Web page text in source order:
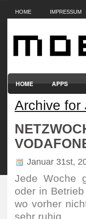
HOME IMPRESSUM
HOME APPS
SMARTPHONES &
Archive for
Januar 31st,
Jede Woche
oder in
wo vorher
sehr ruhig.